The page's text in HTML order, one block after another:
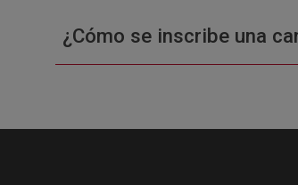
¿Cómo se inscribe una